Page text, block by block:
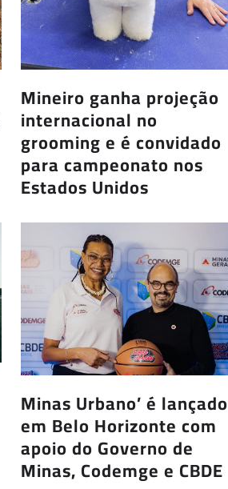
Mineiro ganha projeção
internacional no
grooming e é convidado
para campeonato nos
Estados Unidos
Minas Urbano’ é lançado
em Belo Horizonte com
apoio do Governo de
Minas, Codemge e CBDE